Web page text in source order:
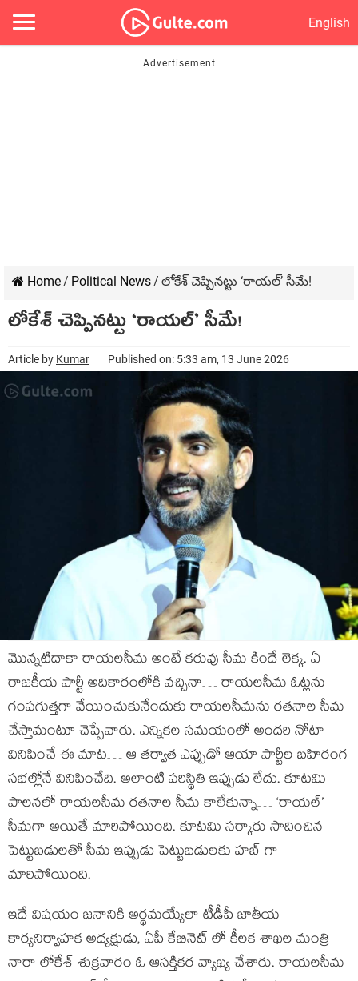
English
Home/ Political News/ లోకేశ్ చెప్పినట్టు ‘రాయల్’ సీమే!
లోకేశ్ చెప్పినట్టు ‘రాయల్’ సీమే!
Article by Kumar Published on: 5:33 am, 13 June 2026
మొన్నటిదాకా రాయలసీమ అంటే కరువు సీమ కిందే లెక్క. ఏ
రాజకీయ పార్టీ అదికారంలోకి వచ్చినా… రాయలసీమ ఓట్లను
గంపగుత్తగా వేయించుకునేందుకు రాయలసీమను రతనాల సీమ
చేస్తామంటూ చెప్పేవారు. ఎన్నికల సమయంలో అందరి నోటా
వినిపించే ఈ మాట… ఆ తర్వాత ఎప్పుడో ఆయా పార్టీల బహిరంగ
సభల్లోనే వినిపించేది. అలాంటి పరిస్థితి ఇప్పుడు లేదు. కూటమి
పాలనలో రాయలసీమ రతనాల సీమ కాలేకున్నా… ‘రాయల్’
సీమగా అయితే మారిపోయింది. కూటమి సర్కారు సాదించిన
పెట్టుబడులతో సీమ ఇప్పుడు పెట్టుబడులకు హబ్ గా
మారిపోయింది.
ఇదే విషయం జనానికి అర్థమయ్యేలా టీడీపీ జాతీయ
కార్యనిర్వాహక అధ్యక్షుడు, ఏపీ కేబినెట్ లో కీలక శాఖల మంత్రి
నారా లోకేశ్ శుక్రవారం ఓ ఆసక్తికర వ్యాఖ్య చేశారు. రాయలసీమ